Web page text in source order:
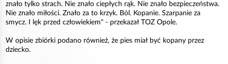
znało tylko strach. Nie znało ciepłych rąk. Nie znało bezpieczeństwa.
Nie znało miłości. Znało za to krzyk. Ból. Kopanie. Szarpanie za
smycz. I lęk przed człowiekiem" - przekazał TOZ Opole.
W opisie zbiórki podano również, że pies miał być kopany przez
dziecko.